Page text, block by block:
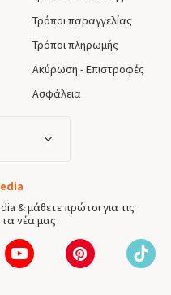
Τρόποι παραγγελίας
Τρόποι πληρωμής
Ακύρωση - Επιστροφές
Ασφάλεια
& μάθετε πρώτοι για τις
νέα μας